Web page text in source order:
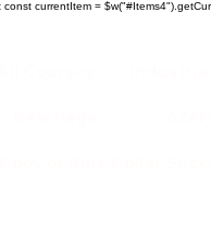
currentItem =